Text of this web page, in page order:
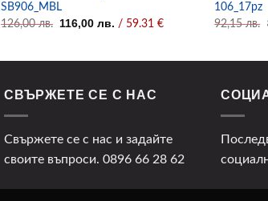
SB906_MBL
126,00лв. Original
price
116,00лв. Текущата
/ 59.31 €
106_17pz
92,15лв.
СВЪРЖЕТЕ СЕ С НАС
Свържете се с нас и задайте
своите въпроси. 0896 66 28 62